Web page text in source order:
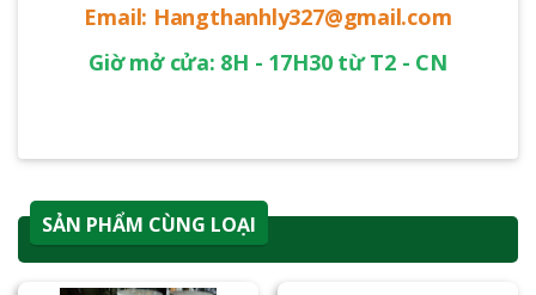
Email: Hangthanhly327@gmail.com
Giờ mở cửa: 8H - 17H30 từ T2 - CN
SẢN PHẨM CÙNG LOẠI